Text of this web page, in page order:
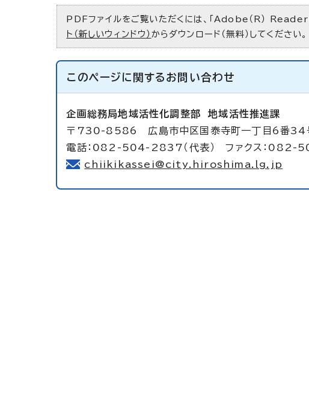
PDFファイルをご覧いただくには、「Adobe（R） Reader
ト（新しいウィンドウ） からダウンロード（無料）してください。
このページに関する お問い合わせ
企画総務局地域活性化調整部地域活性推進課
〒730-8586 広島市中区国泰寺町一丁目6番34
電話：082-504-2837（代表） ファクス：
chiikikassei@city.hiroshima.lg.jp